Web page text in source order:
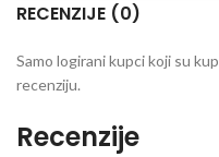
RECENZIJE (0)
Recenzije
Samo logirani kupci koji su
recenziju.